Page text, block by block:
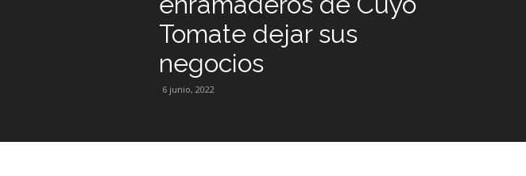
Tomate dejar sus
negocios
6 junio, 2022